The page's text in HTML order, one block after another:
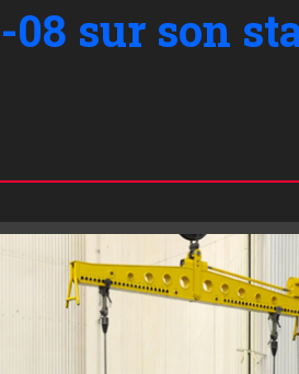
sur son